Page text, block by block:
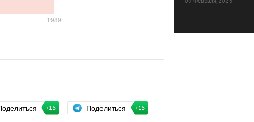
+15 Поделиться +15